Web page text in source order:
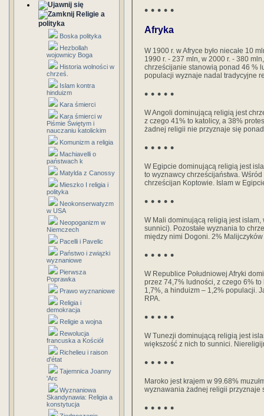
Religie a
polityka
Boska polityka
Hezbollah
wojownicy Boga
Historia wolności w
chrześ.
Islam kontra
hinduizm
Kara śmierci
Kara śmierci w
Piśmie Świętym i
nauczaniu katolickim
Komunizm a religia
Machiavelli o
państwach k
Matylda z Canossy
Mieszko I religia i
polityka
Neokonserwatyzm
w USA
Neopoganizm w
Niemczech
Pacelli i Pavelic
Państwo i związki
wyznaniowe
Pierwsza
Poprawka
Prawo wyznaniowe
Religia i
demokracja
Religie a wojna
Rewolucja
francuska a Kościół
Richelieu i raison
d'état
Tajemnica Joanny
'Arc
Wyznaniowa
Skandynawia: Religia a
konstytucja
• • • • •
Afryka
W 1900 r. w Afryce było niecałe 10
1990 r. - 237 mln, w 2000 r. - 380
chrześcijanie stanowią ponad 46 %
populacji wyznaje nadal tradycyjne
• • • • •
W Angoli dominującą religią jest
z czego 41% to katolicy, a 38%
żadnej religii nie przyznaje się
• • • • •
W Egipcie dominującą religią jest
to wyznawcy chrześcijaństwa.
chrześcijan Koptowie. Islam w
• • • • •
W Mali dominującą religią jest islam,
sunnici). Pozostałe wyznania to
między nimi Dogoni. 2%
• • • • •
W Republice Południowej Afryki
przez 74,7% ludności, z czego 6%
1,7%, a hinduizm – 1,2% populacji.
RPA.
• • • • •
W Tunezji dominującą religią jest
większość z nich to sunnici.
• • • • •
Maroko jest krajem w 99.68%
wyznawania żadnej religii przyznaje
• • • • •